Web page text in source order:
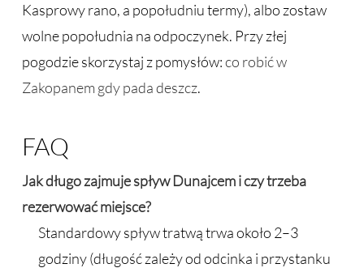
Kasprowy rano, a popołudniu termy), albo zostaw
wolne popołudnia na odpoczynek. Przy złej
pogodzie skorzystaj z pomysłów:co robić w
Zakopanem gdy pada deszcz.
FAQ
Jak długo zajmuje spływ Dunajcem i czy trzeba
rezerwować miejsce?
Standardowy spływ tratwą trwa około 2–3
godziny (długość zależy od odcinka i przystanku